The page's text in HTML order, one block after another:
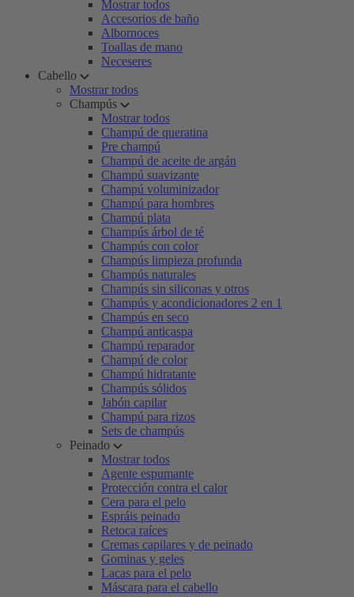
Mostrar todos
Accesorios de baño
Albornoces
Toallas de mano
Neceseres
Cabello
Mostrar todos
Champús
Mostrar todos
Champú de queratina
Pre champú
Champú de aceite de argán
Champú suavizante
Champú voluminizador
Champú para hombres
Champú plata
Champús árbol de té
Champús con color
Champús limpieza profunda
Champús naturales
Champús sin siliconas y otros
Champús y acondicionadores 2 en 1
Champús en seco
Champú anticaspa
Champú reparador
Champú de color
Champú hidratante
Champús sólidos
Jabón capilar
Champú para rizos
Sets de champús
Peinado
Mostrar todos
Agente espumante
Protección contra el calor
Cera para el pelo
Espráis peinado
Retoca raíces
Cremas capilares y de peinado
Gominas y geles
Lacas para el pelo
Máscara para el cabello